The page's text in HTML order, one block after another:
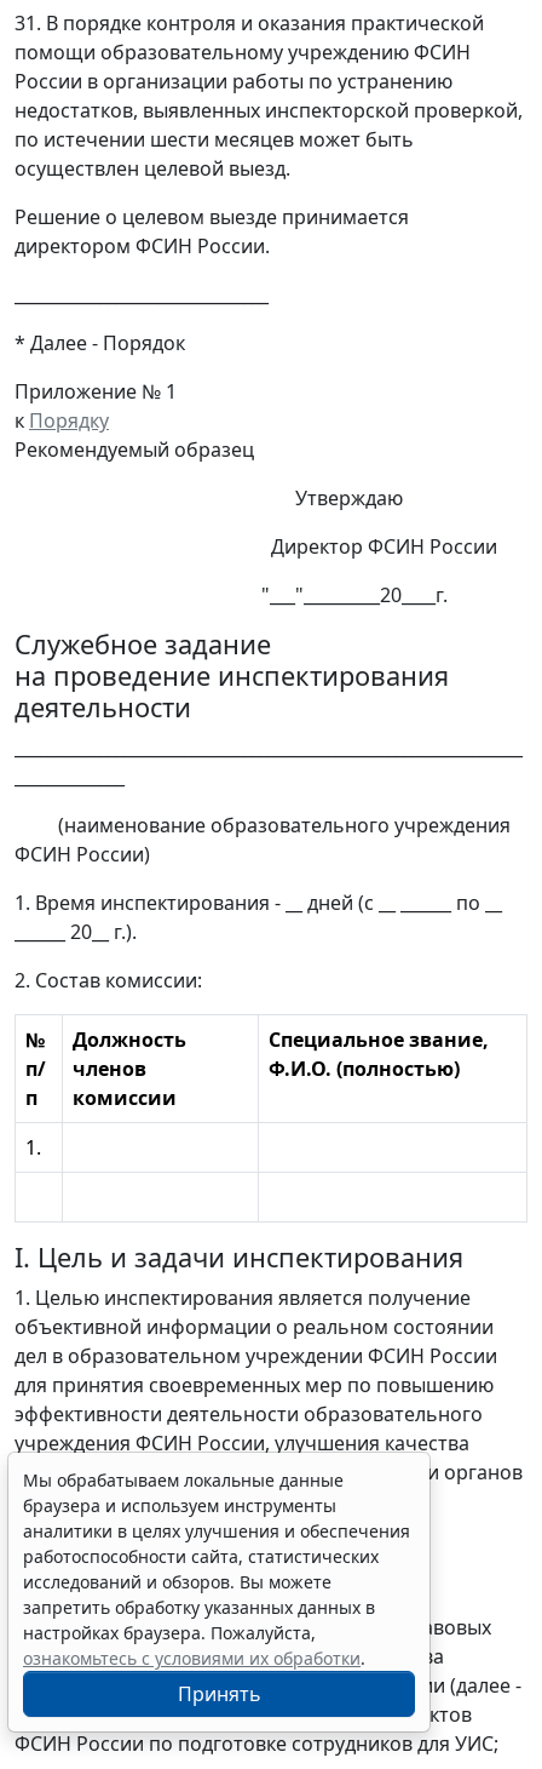
31. В порядке контроля и оказания практической
помощи образовательному учреждению ФСИН
России в организации работы по устранению
недостатков, выявленных инспекторской проверкой,
по истечении шести месяцев может быть
осуществлен целевой выезд.
Решение о целевом выезде принимается
директором ФСИН России.
* Далее - Порядок
Приложение № 1
к Порядку
Рекомендуемый образец
Утверждаю
Директор ФСИН России
"___"_________20____г.
Служебное задание
на проведение инспектирования
деятельности
(наименование образовательного учреждения
ФСИН России)
1. Время инспектирования - __ дней (с __ ______ по __
______ 20__ г.).
2. Состав комиссии:
№
п/
п
Должность
членов
комиссии
Специальное звание,
Ф.И.О. (полностью)
1.
I. Цель и задачи инспектирования
1. Целью инспектирования является получение
объективной информации о реальном состоянии
дел в образовательном учреждении ФСИН России
для принятия своевременных мер по повышению
эффективности деятельности образовательного
учреждения ФСИН России, улучшения качества
подготовки специалистов для учреждений и органов
УИС.
2. Задачи инспектирования:
проверка организации исполнения
законодательства и иных нормативных правовых
актов Российской Федерации, Министерства
образования и науки Российской Федерации (далее -
Минобрнауки России), Минюста России и актов
ФСИН России по подготовке сотрудников для УИС;
Мы обрабатываем локальные данные
браузера и используем инструменты
аналитики в целях улучшения и обеспечения
работоспособности сайта, статистических
исследований и обзоров. Вы можете
запретить обработку указанных данных в
настройках браузера. Пожалуйста,
ознакомьтесь с условиями их обработки.
Принять